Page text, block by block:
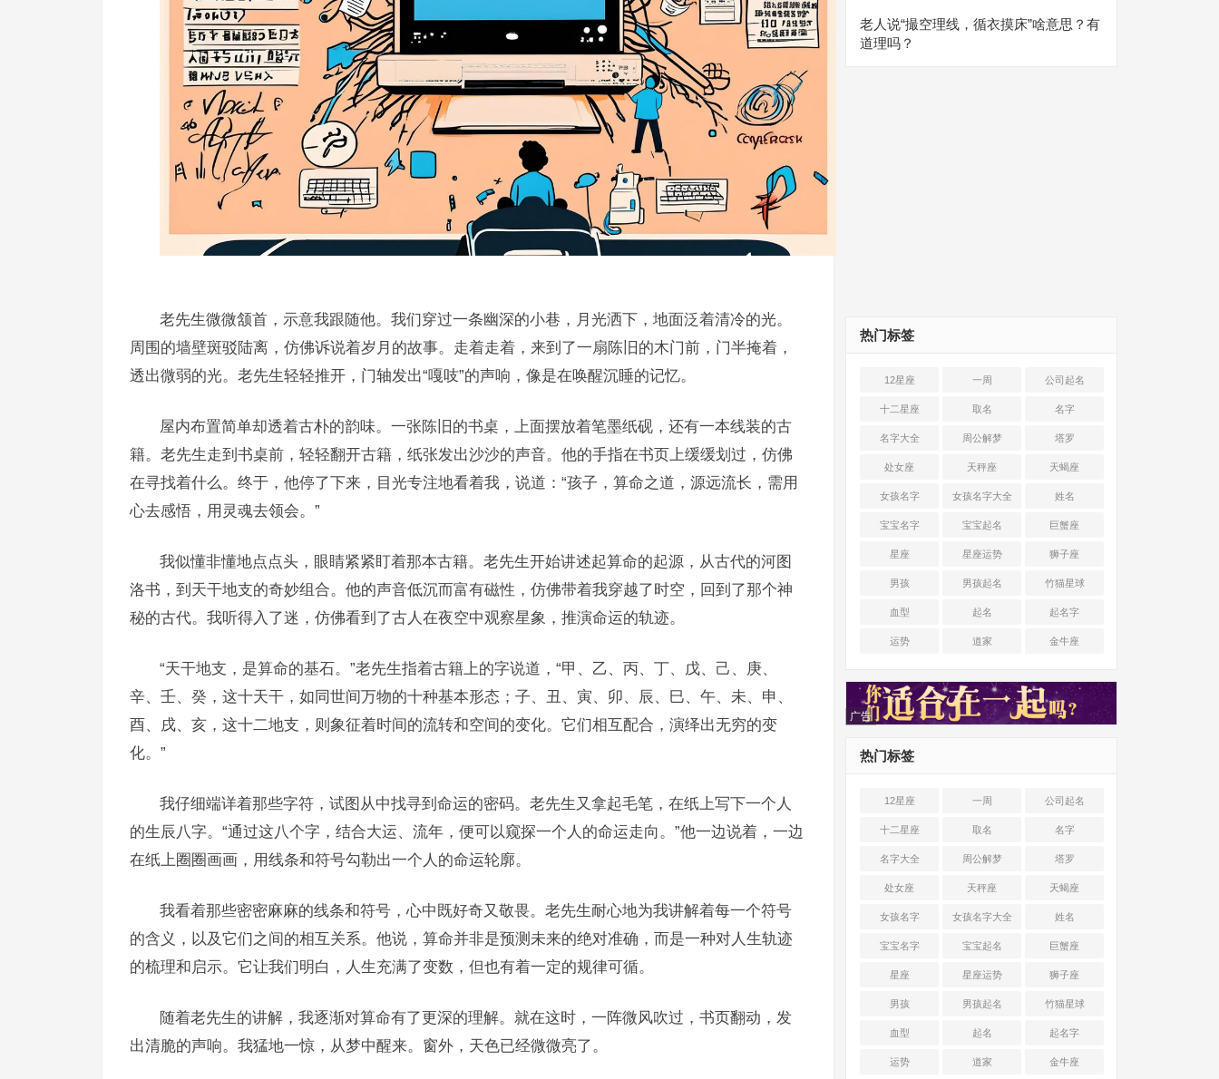
老先生微微颔首，示意我跟随他。我们穿过一条幽深的小巷，月光洒下，地面泛着清冷的光。
周围的墙壁斑驳陆离，仿佛诉说着岁月的故事。走着走着，来到了一扇陈旧的木门前，门半掩着，
透出微弱的光。老先生轻轻推开，门轴发出“嘎吱”的声响，像是在唤醒沉睡的记忆。
屋内布置简单却透着古朴的韵味。一张陈旧的书桌，上面摆放着笔墨纸砚，还有一本线装的古
籍。老先生走到书桌前，轻轻翻开古籍，纸张发出沙沙的声音。他的手指在书页上缓缓划过，仿佛
在寻找着什么。终于，他停了下来，目光专注地看着我，说道：“孩子，算命之道，源远流长，需用
心去感悟，用灵魂去领会。”
我似懂非懂地点点头，眼睛紧紧盯着那本古籍。老先生开始讲述起算命的起源，从古代的河图
洛书，到天干地支的奇妙组合。他的声音低沉而富有磁性，仿佛带着我穿越了时空，回到了那个神
秘的古代。我听得入了迷，仿佛看到了古人在夜空中观察星象，推演命运的轨迹。
“天干地支，是算命的基石。”老先生指着古籍上的字说道，“甲、乙、丙、丁、戊、己、庚、
辛、壬、癸，这十天干，如同世间万物的十种基本形态；子、丑、寅、卯、辰、巳、午、未、申、
酉、戌、亥，这十二地支，则象征着时间的流转和空间的变化。它们相互配合，演绎出无穷的变
化。”
我仔细端详着那些字符，试图从中找寻到命运的密码。老先生又拿起毛笔，在纸上写下一个人
的生辰八字。“通过这八个字，结合大运、流年，便可以窥探一个人的命运走向。”他一边说着，一边
在纸上圈圈画画，用线条和符号勾勒出一个人的命运轮廓。
我看着那些密密麻麻的线条和符号，心中既好奇又敬畏。老先生耐心地为我讲解着每一个符号
的含义，以及它们之间的相互关系。他说，算命并非是预测未来的绝对准确，而是一种对人生轨迹
的梳理和启示。它让我们明白，人生充满了变数，但也有着一定的规律可循。
随着老先生的讲解，我逐渐对算命有了更深的理解。就在这时，一阵微风吹过，书页翻动，发
出清脆的声响。我猛地一惊，从梦中醒来。窗外，天色已经微微亮了。
老人说“撮空理线，循衣摸床”啥意思？有
道理吗？
热门标签
12星座 一周 公司起名
十二星座 取名 名字
名字大全 周公解梦 塔罗
处女座 天秤座 天蝎座
女孩名字 女孩名字大全 姓名
宝宝名字 宝宝起名 巨蟹座
星座 星座运势 狮子座
男孩 男孩起名 竹猫星球
血型 起名 起名字
运势 道家 金牛座
广告
热门标签
12星座 一周 公司起名
十二星座 取名 名字
名字大全 周公解梦 塔罗
处女座 天秤座 天蝎座
女孩名字 女孩名字大全 姓名
宝宝名字 宝宝起名 巨蟹座
星座 星座运势 狮子座
男孩 男孩起名 竹猫星球
血型 起名 起名字
运势 道家 金牛座